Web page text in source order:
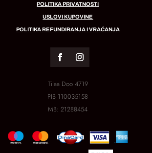
POLITIKA PRIVATNOSTI
USLOVI KUPOVINE
POLITIKA REFUNDIRANJA I VRAĆANJA
Tilaa Doo 4719
PIB 110035158
MB:21288454